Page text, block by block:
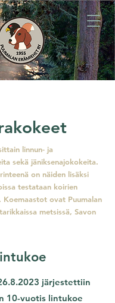
linnun- ja
sekä jäniksenajokokeita.
on näiden lisäksi
testataan koirien
Koemaastot ovat Puumalan
metsissä, Savon
järjestettiin
10-vuotis lintukoe